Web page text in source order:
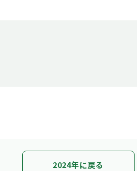
2024年に戻る